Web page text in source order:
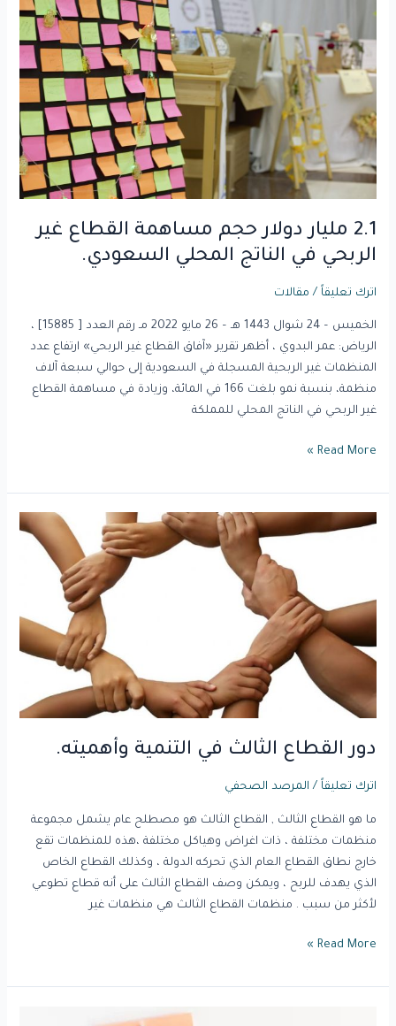
2.1 مليار دولار حجم مساهمة القطاع غير
الربحي في الناتج المحلي السعودي.
اترك تعليقاً / مقالات
الخميس – 24 شوال 1443 هـ – 26 مايو 2022 مـ رقم العدد [ 15885] ،
الرياض: عمر البدوي ، أظهر تقرير «آفاق القطاع غير الربحي» ارتفاع عدد
المنظمات غير الربحية المسجلة في السعودية إلى حوالي سبعة آلاف
منظمة، بنسبة نمو بلغت 166 في المائة، وزيادة في مساهمة القطاع
غير الربحي في الناتج المحلي للمملكة
دولار
مساهمة
القطاع
غير
الربحي
في
الناتج
المحلي
Read More »
دور القطاع الثالث في التنمية وأهميته.
اترك تعليقاً / المرصد الصحفي
ما هو القطاع الثالث , القطاع الثالث هو مصطلح عام يشمل مجموعة
منظمات مختلفة ، ذات اغراض وهياكل مختلفة ،هذه للمنظمات تقع
خارج نطاق القطاع العام الذي تحركه الدولة ، وكذلك القطاع الخاص
الذي يهدف للربح ، ويمكن وصف القطاع الثالث على أنه قطاع تطوعي
لأكثر من سبب . منظمات القطاع الثالث هي منظمات غير
دور
التنمية
وأهميته.
Read More »